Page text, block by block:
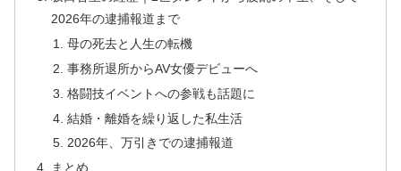
2026年の逮捕報道まで
母の死去と人生の転機
事務所退所からAV女優デビューへ
格闘技イベントへの参戦も話題に
結婚・離婚を繰り返した私生活
2026年、万引きでの逮捕報道
まとめ